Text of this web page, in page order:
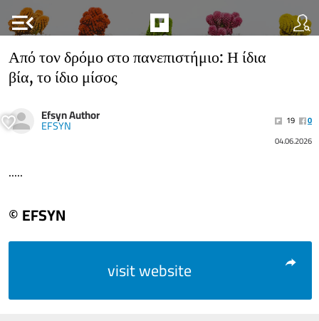
menu_open
Από τον δρόμο στο πανεπιστήμιο: Η ίδια
βία, το ίδιο μίσος
Efsyn Author
EFSYN 19
0
04.06.2026
.....
© EFSYN
visit website